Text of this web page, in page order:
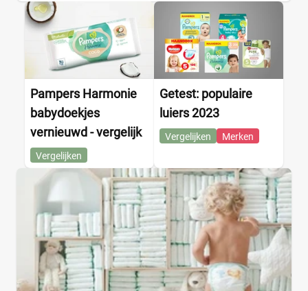
Pampers Harmonie
babydoekjes
vernieuwd - vergelijk
Vergelijken
Getest: populaire
luiers 2023
Vergelijken Merken